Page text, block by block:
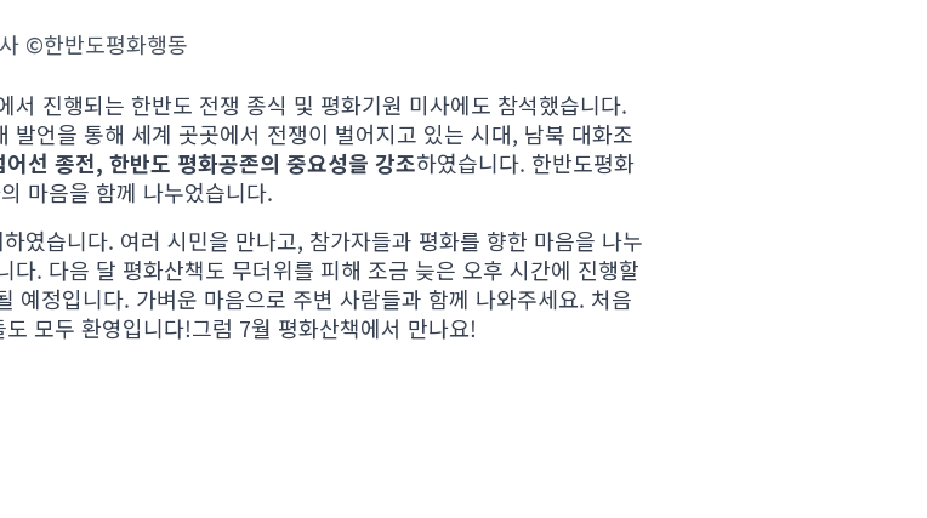
©한반도평화행동
서 진행되는 한반도 전쟁 종식 및 평화기원 미사에도 참석했습니다.
발언을 통해 세계 곳곳에서 전쟁이 벌어지고 있는 시대, 남북 대화조
어선 종전, 한반도 평화공존의 중요성을 강조하였습니다. 한반도평화
마음을 함께 나누었습니다.
였습니다. 여러 시민을 만나고, 참가자들과 평화를 향한 마음을 나누
다. 다음 달 평화산책도 무더위를 피해 조금 늦은 오후 시간에 진행할
예정입니다. 가벼운 마음으로 주변 사람들과 함께 나와주세요. 처음
모두 환영입니다!그럼 7월 평화산책에서 만나요!